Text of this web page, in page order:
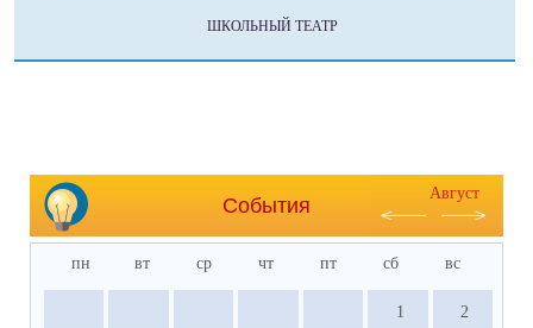
ШКОЛЬНЫЙ ТЕАТР
События
Август
пн вт ср чт пт сб вс
1 2